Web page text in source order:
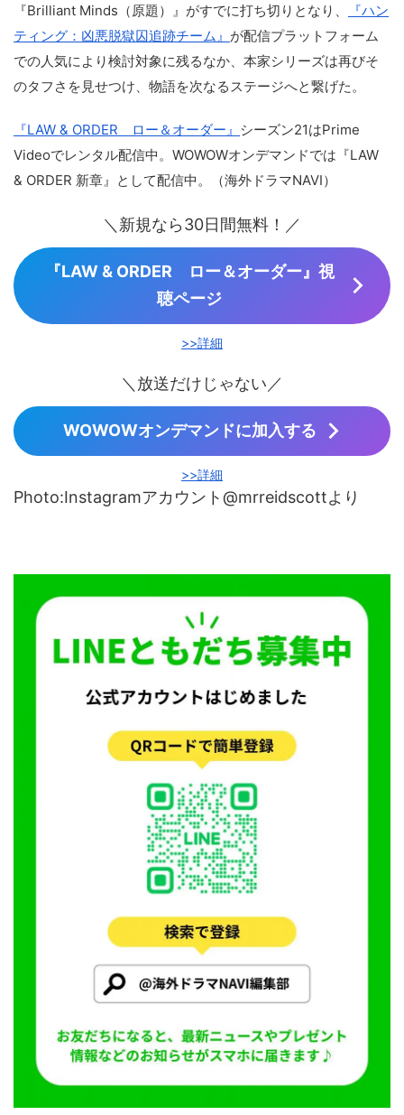
『Brilliant Minds（原題）』がすでに打ち切りとなり、
『ハン
ティング：凶悪脱獄囚追跡チーム』 が配信プラットフォーム
での人気により検討対象に残るなか、本家シリーズは再びそ
のタフさを見せつけ、物語を次なるステージへと繋げた。
『LAW & ORDER ロー＆オーダー』 シーズン21はPrime
Videoでレンタル配信中。WOWOWオンデマンドでは『LAW
& ORDER 新章』として配信中。（海外ドラマNAVI）
＼新規なら30日間無料！／
『LAW & ORDER ロー＆オーダー』視
聴ページ
>>詳細
＼放送だけじゃない／
WOWOWオンデマンドに加入する
>>詳細
Photo:Instagramアカウント@mrreidscottより